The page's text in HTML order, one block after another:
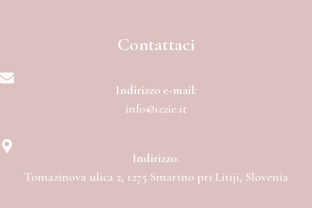
Contattaci
Indirizzo e-mail:
info@izzie.it
Indirizzo:
Tomazinova ulica 2, 1275 Smartno pri Litiji, Slovenia